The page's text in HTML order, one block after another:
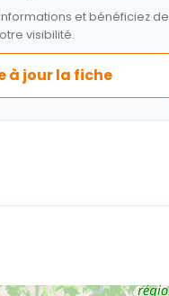
et bénéficiez de
visibilité.
à jour la fiche